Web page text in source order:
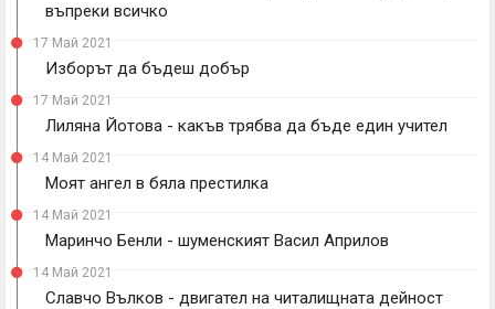
въпреки всичко
17 Май 2021
Изборът да бъдеш добър
17 Май 2021
Лиляна Йотова - какъв трябва да бъде един учител
14 Май 2021
Моят ангел в бяла престилка
14 Май 2021
Маринчо Бенли - шуменският Васил Априлов
14 Май 2021
Славчо Вълков - двигател на читалищната дейност